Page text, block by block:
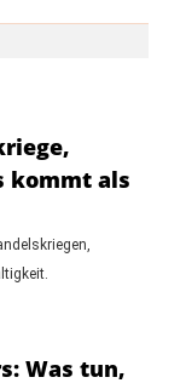
kommt als
Was tun,